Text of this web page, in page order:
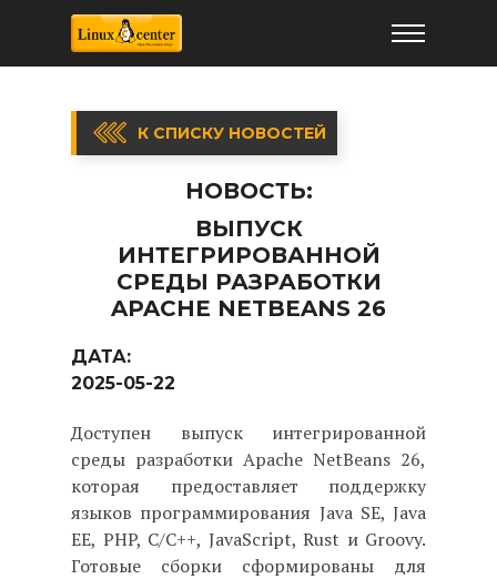
К СПИСКУ НОВОСТЕЙ
НОВОСТЬ:
ВЫПУСК
ИНТЕГРИРОВАННОЙ
СРЕДЫ РАЗРАБОТКИ
APACHE NETBEANS 26
ДАТА:
2025-05-22
Доступен выпуск интегрированной
среды разработки Apache NetBeans 26,
которая предоставляет поддержку
языков программирования Java SE, Java
EE, PHP, C/C++, JavaScript, Rust и Groovy.
Готовые сборки сформированы для